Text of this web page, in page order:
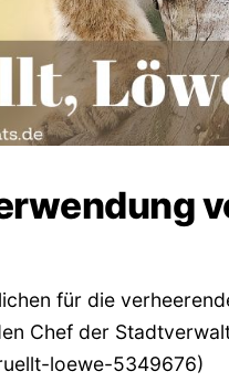
für die
Chef der
loewe-5349676)